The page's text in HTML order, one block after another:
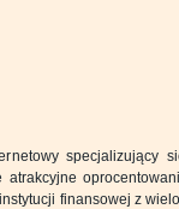
specjalizujący
finansowej z